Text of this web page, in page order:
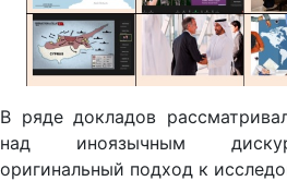
В ряде докладов
над иноязычным
оригинальный подход к